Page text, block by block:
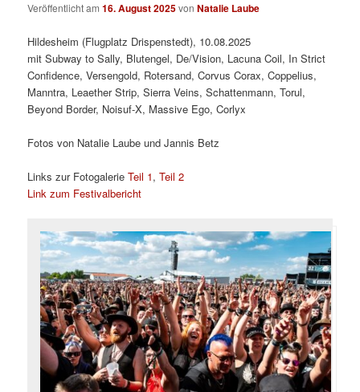
Veröffentlicht am16. August 2025vonNatalie Laube
Hildesheim (Flugplatz Drispenstedt), 10.08.2025
mit Subway to Sally, Blutengel, De/Vision, Lacuna Coil, In Strict
Confidence, Versengold, Rotersand, Corvus Corax, Coppelius,
Manntra, Leaether Strip, Sierra Veins, Schattenmann, Torul,
Beyond Border, Noisuf-X, Massive Ego, Corlyx
Fotos von Natalie Laube und Jannis Betz
Links zur FotogalerieTeil 1,Teil 2
Link zum Festivalbericht